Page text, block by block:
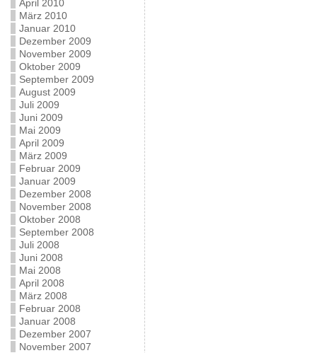
April 2010
März 2010
Januar 2010
Dezember 2009
November 2009
Oktober 2009
September 2009
August 2009
Juli 2009
Juni 2009
Mai 2009
April 2009
März 2009
Februar 2009
Januar 2009
Dezember 2008
November 2008
Oktober 2008
September 2008
Juli 2008
Juni 2008
Mai 2008
April 2008
März 2008
Februar 2008
Januar 2008
Dezember 2007
November 2007